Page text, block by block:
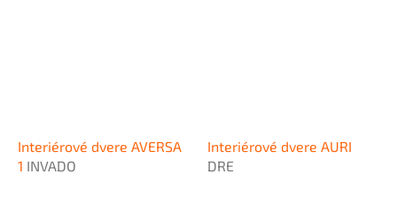
Interiérové dvere AVERSA
1 INVADO
Interiérové dvere AURI
DRE